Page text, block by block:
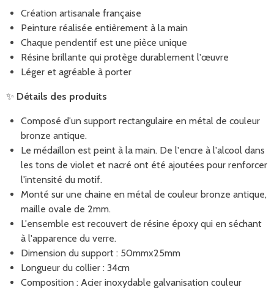
Création artisanale française
Peinture réalisée entièrement à la main
Chaque pendentif est une pièce unique
Résine brillante qui protège durablement l'œuvre
Léger et agréable à porter
✨ Détails des produits
Composé d'un support rectangulaire en métal de couleur
bronze antique.
Le médaillon est peint à la main. De l'encre à l'alcool dans
les tons de violet et nacré ont été ajoutées pour renforcer
l'intensité du motif.
Monté sur une chaine en métal de couleur bronze antique,
maille ovale de 2mm.
L'ensemble est recouvert de résine époxy qui en séchant
à l'apparence du verre.
Dimension du support : 50mmx25mm
Longueur du collier : 34cm
Composition : Acier inoxydable galvanisation couleur